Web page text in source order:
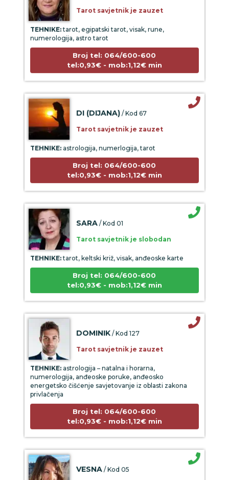
TEHNIKE:tarot, egipatski tarot, visak, rune,
numerologija, astro tarot
Broj tel: 064/600-600
tel:0,93€ - mob:1,12€ min
TEHNIKE:astrologija, numerlogija, tarot
Broj tel: 064/600-600
tel:0,93€ - mob:1,12€ min
TEHNIKE:tarot, keltski križ, visak, anđeoske karte
Broj tel: 064/600-600
tel:0,93€ - mob:1,12€ min
TEHNIKE:astrologija – natalna i horarna,
numerologija, anđeoske poruke, anđeosko
energetsko čišćenje savjetovanje iz oblasti zakona
privlačenja
Broj tel: 064/600-600
tel:0,93€ - mob:1,12€ min